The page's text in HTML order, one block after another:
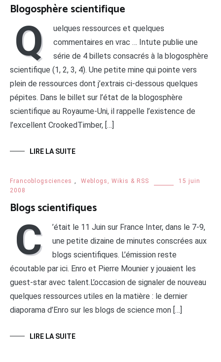
Blogosphère scientifique
Q
uelques ressources et quelques
commentaires en vrac … Intute publie une
série de 4 billets consacrés à la blogosphère
scientifique (1, 2, 3, 4). Une petite mine qui pointe vers
plein de ressources dont j’extrais ci-dessous quelques
pépites. Dans le billet sur l’état de la blogosphère
scientifique au Royaume-Uni, il rappelle l’existence de
l’excellent CrookedTimber, […]
LIRE LA SUITE
Francoblogsciences Weblogs, Wikis & RSS
15 juin
2008
Blogs scientifiques
C
’était le 11 Juin sur France Inter, dans le 7-9,
une petite dizaine de minutes conscrées aux
blogs scientifiques. L’émission reste
écoutable par ici. Enro et Pierre Mounier y jouaient les
guest-star avec talent.L’occasion de signaler de nouveau
quelques ressources utiles en la matière : le dernier
diaporama d’Enro sur les blogs de science mon […]
LIRE LA SUITE